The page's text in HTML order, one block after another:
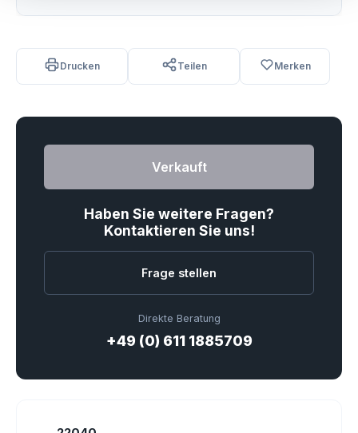
Drucken Teilen Merken
Verkauft
Haben Sie weitere Fragen?
Kontaktieren Sie uns!
Frage stellen
Direkte Beratung
+49 (0) 611 1885709